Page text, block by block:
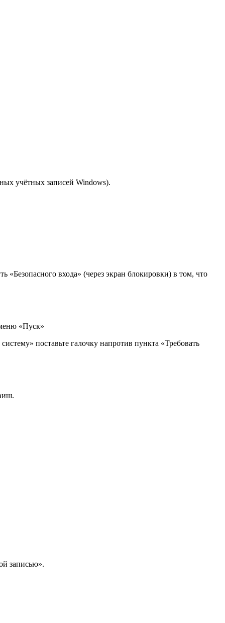
учётных записей Windows).
«Безопасного входа» (через экран блокировки) в том, что
«Пуск»
поставьте галочку напротив пункта «Требовать
записью».